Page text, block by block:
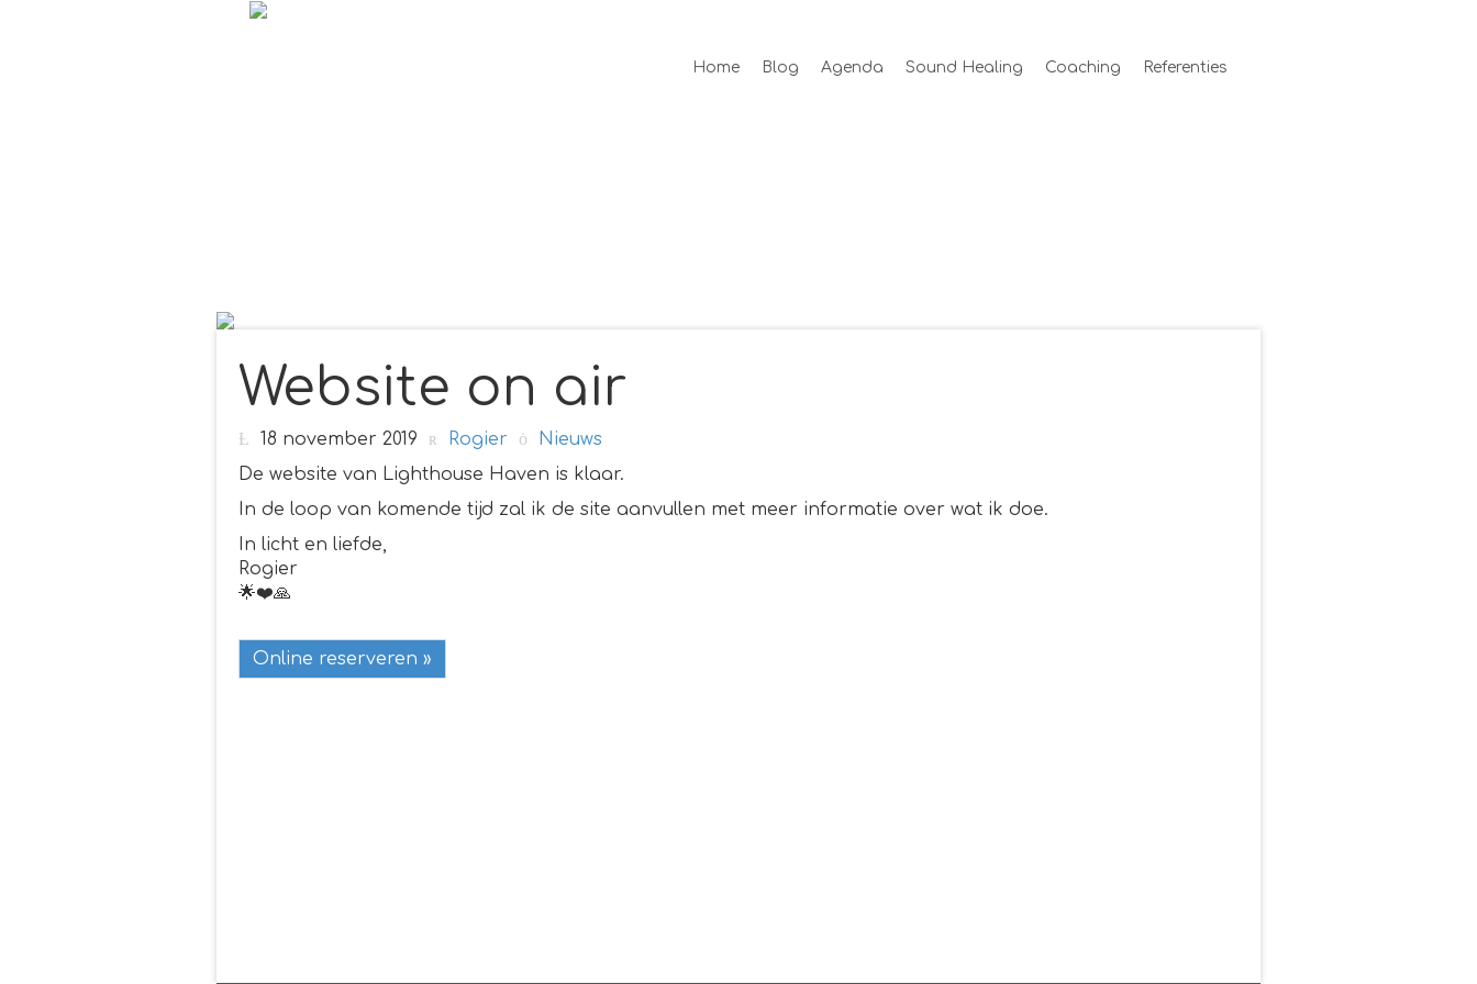
Home Blog Agenda Sound Healing Coaching Referenties
Website on air
18 november 2019 Rogier
Nieuws
De website van Lighthouse Haven is klaar.
In de loop van komende tijd zal ik de site aanvullen met meer informatie over wat ik doe.
In licht en liefde,
Rogier
🌟❤️🙏
Online reserveren »